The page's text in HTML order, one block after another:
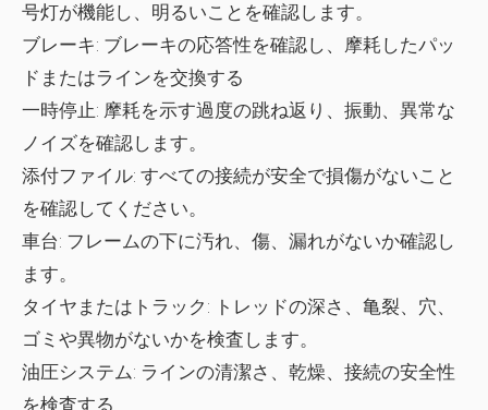
号灯が機能し、明るいことを確認します。
ブレーキ: ブレーキの応答性を確認し、摩耗したパッ
ドまたはラインを交換する
一時停止: 摩耗を示す過度の跳ね返り、振動、異常な
ノイズを確認します。
添付ファイル: すべての接続が安全で損傷がないこと
を確認してください。
車台: フレームの下に汚れ、傷、漏れがないか確認し
ます。
タイヤまたはトラック: トレッドの深さ、亀裂、穴、
ゴミや異物がないかを検査します。
油圧システム: ラインの清潔さ、乾燥、接続の安全性
を検査する